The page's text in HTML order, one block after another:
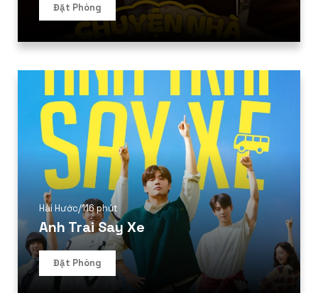
Đặt Phòng
Hài Hước/116 phút
Anh Trai Say Xe
Đặt Phòng